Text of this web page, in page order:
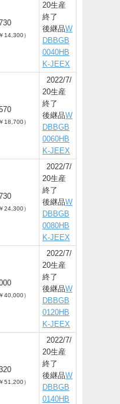
14,300）
20生産
終了
後継品W
DBBGB
0040HB
K-JEEX
18,700）
2022/7/
20生産
終了
後継品W
DBBGB
0060HB
K-JEEX
24,300）
2022/7/
20生産
終了
後継品W
DBBGB
0080HB
K-JEEX
40,000）
2022/7/
20生産
終了
後継品W
DBBGB
0120HB
K-JEEX
51,200）
2022/7/
20生産
終了
後継品W
DBBGB
0140HB